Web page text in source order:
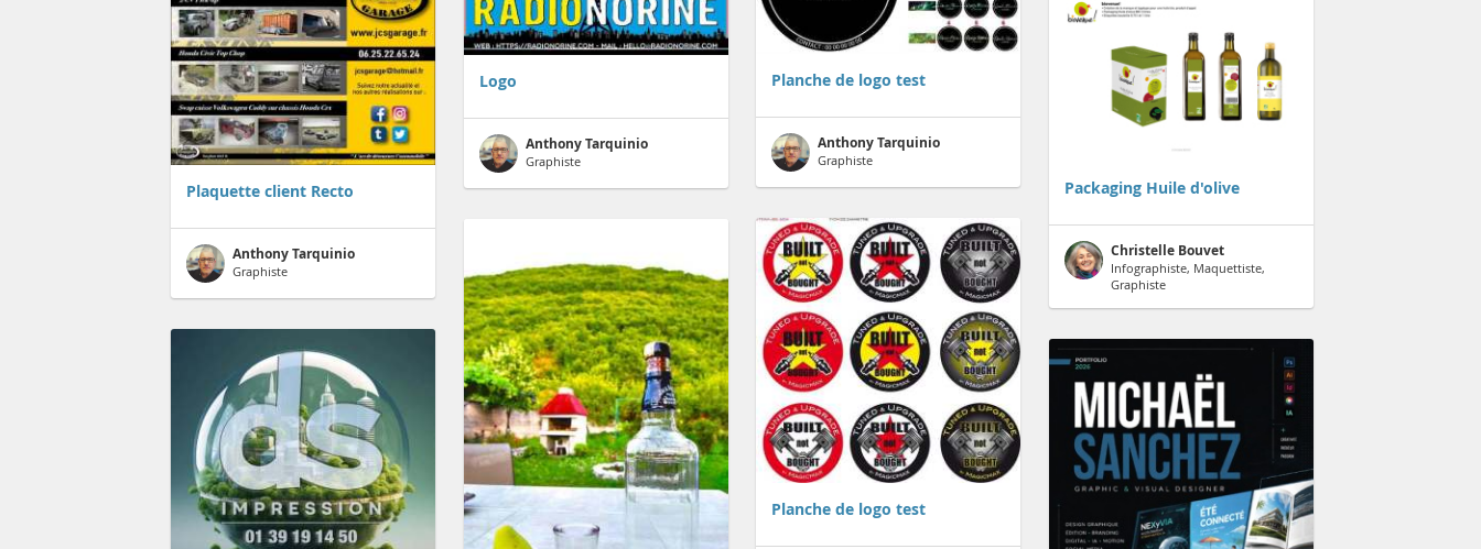
Plaquette client Recto
Anthony Tarquinio
Graphiste
Logo
Anthony Tarquinio
Graphiste
Planche de logo test
Anthony Tarquinio
Graphiste
Planche de logo test
Packaging Huile d'olive
Christelle Bouvet
Infographiste, Maquettiste,
Graphiste